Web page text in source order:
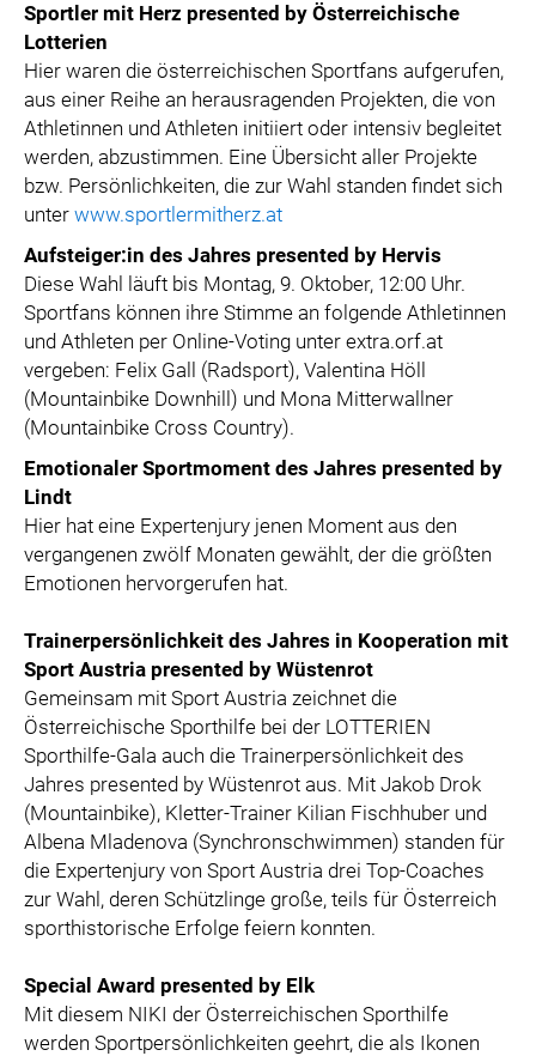
Sportler mit Herz presented by Österreichische
Lotterien
Hier waren die österreichischen Sportfans aufgerufen,
aus einer Reihe an herausragenden Projekten, die von
Athletinnen und Athleten initiiert oder intensiv begleitet
werden, abzustimmen. Eine Übersicht aller Projekte
bzw. Persönlichkeiten, die zur Wahl standen findet sich
unter www.sportlermitherz.at
Aufsteiger:in des Jahres presented by Hervis
Diese Wahl läuft bis Montag, 9. Oktober, 12:00 Uhr.
Sportfans können ihre Stimme an folgende Athletinnen
und Athleten per Online-Voting unter extra.orf.at
vergeben: Felix Gall (Radsport), Valentina Höll
(Mountainbike Downhill) und Mona Mitterwallner
(Mountainbike Cross Country).
Emotionaler Sportmoment des Jahres presented by
Lindt
Hier hat eine Expertenjury jenen Moment aus den
vergangenen zwölf Monaten gewählt, der die größten
Emotionen hervorgerufen hat.
Trainerpersönlichkeit des Jahres in Kooperation mit
Sport Austria presented by Wüstenrot
Gemeinsam mit Sport Austria zeichnet die
Österreichische Sporthilfe bei der LOTTERIEN
Sporthilfe-Gala auch die Trainerpersönlichkeit des
Jahres presented by Wüstenrot aus. Mit Jakob Drok
(Mountainbike), Kletter-Trainer Kilian Fischhuber und
Albena Mladenova (Synchronschwimmen) standen für
die Expertenjury von Sport Austria drei Top-Coaches
zur Wahl, deren Schützlinge große, teils für Österreich
sporthistorische Erfolge feiern konnten.
Special Award presented by Elk
Mit diesem NIKI der Österreichischen Sporthilfe
werden Sportpersönlichkeiten geehrt, die als Ikonen